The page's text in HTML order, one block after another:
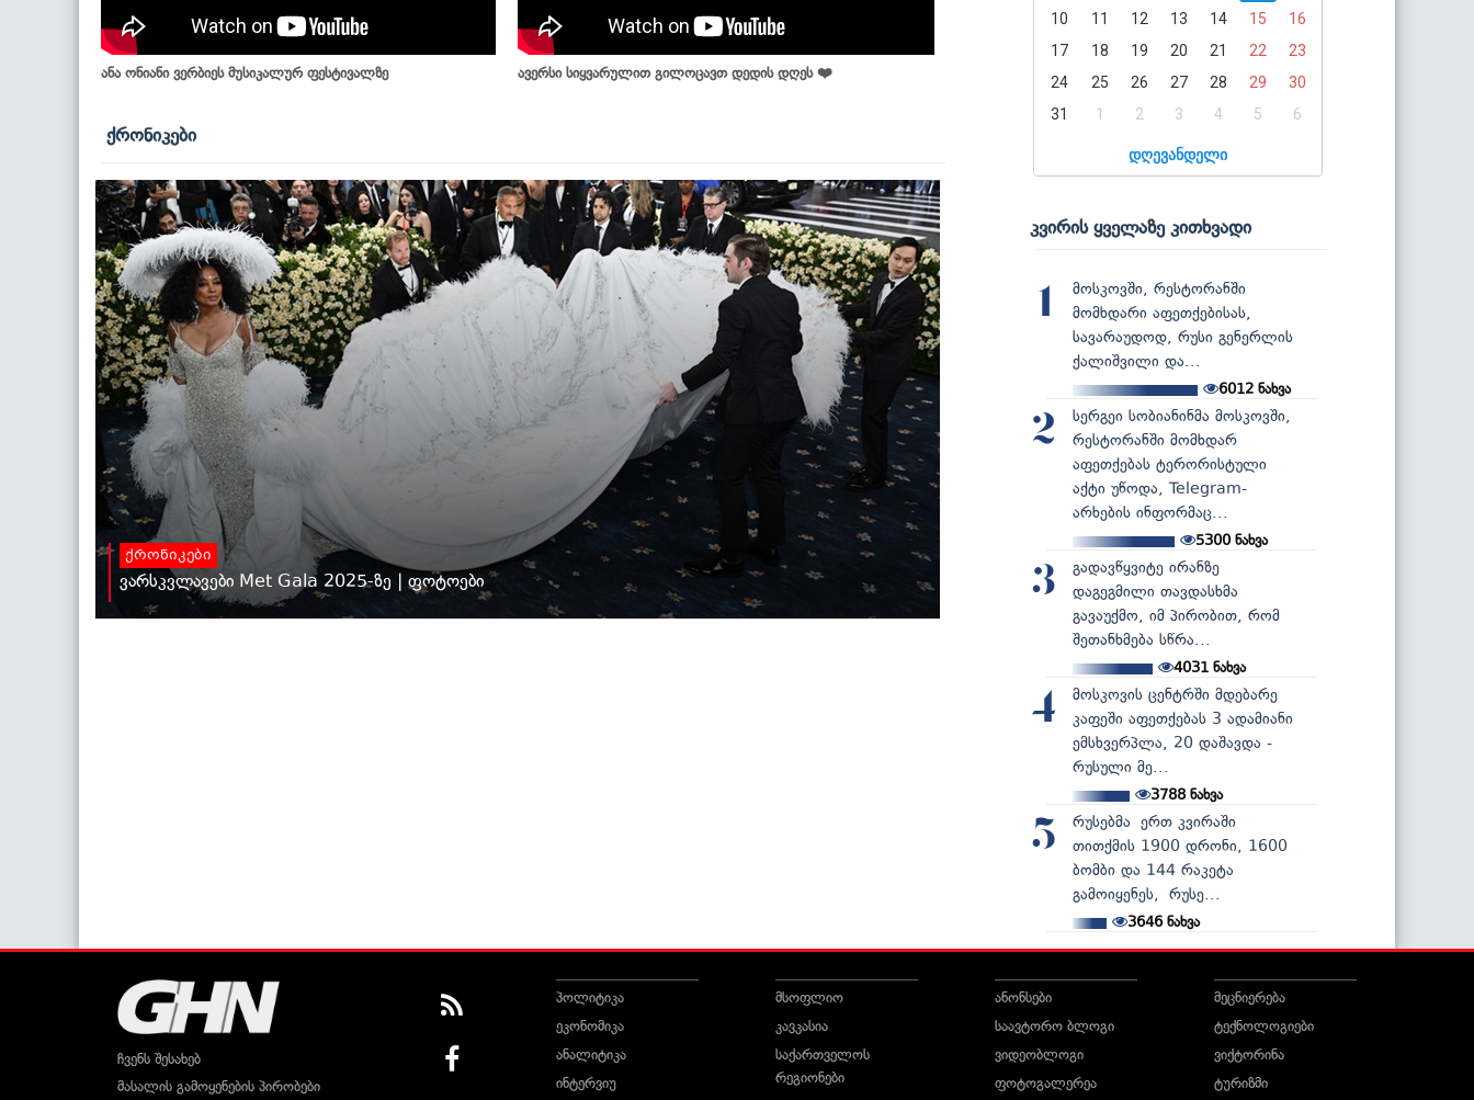
ანა ონიანი ვერბიეს მუსიკალურ ფესტივალზე ავერსი სიყვარულით გილოცავთ დედის დღეს ❤️
ქრონიკები
ქრონიკები
ვარსკვლავები Met Gala 2025-ზე | ფოტოები
10
11 12 13 14 15
16
17
18 19 20 21 22
23
24
25 26 27 28 29
30
31
1 2 3 4 5 6
დღევანდელი
კვირის ყველაზე კითხვადი
1
მოსკოვში, რესტორანში
მომხდარი აფეთქებისას,
სავარაუდოდ, რუსი გენერლის
ქალიშვილი და...
6012 ნახვა
2
სერგეი სობიანინმა მოსკოვში,
რესტორანში მომხდარ
აფეთქებას ტერორისტული
აქტი უწოდა, Telegram-
არხების ინფორმაც...
5300ნახვა
3
გადავწყვიტე ირანზე
დაგეგმილი თავდასხმა
გავაუქმო, იმ პირობით, რომ
შეთანხმება სწრა...
4031ნახვა
4
მოსკოვის ცენტრში მდებარე
კაფეში აფეთქებას 3 ადამიანი
ემსხვერპლა, 20 დაშავდა -
რუსული მე...
3788ნახვა
5
რუსებმა ერთ კვირაში
თითქმის 1900 დრონი, 1600
ბომბი და 144 რაკეტა
გამოიყენეს, რუსე...
3646ნახვა
ჩვენს შესახებ
მასალის გამოყენების პირობები
პოლიტიკა
ეკონომიკა
ანალიტიკა
ინტერვიუ
მსოფლიო
კავკასია
საქართველოს
რეგიონები
ანონსები
საავტორო ბლოგი
ვიდეობლოგი
ფოტოგალერეა
მეცნიერება
ტექნოლოგიები
ვიქტორინა
ტურიზმი